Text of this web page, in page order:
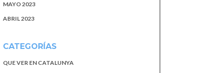
MAYO 2023
ABRIL 2023
CATEGORÍAS
QUE VER EN CATALUNYA